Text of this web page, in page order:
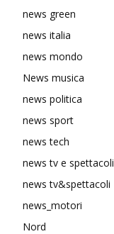
news green
news italia
news mondo
News musica
news politica
news sport
news tech
news tv e spettacoli
news tv&spettacoli
news_motori
Nord